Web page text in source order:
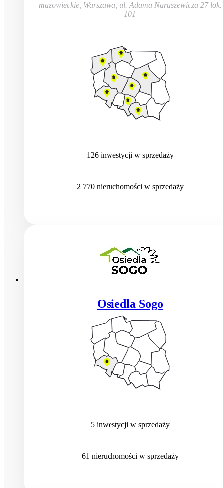
mazowieckie, Warszawa, ul. Adama Naruszewicza 27 lok.
101
126 inwestycji w sprzedaży
2 770 nieruchomości w sprzedaży
Osiedla Sogo
5 inwestycji w sprzedaży
61 nieruchomości w sprzedaży